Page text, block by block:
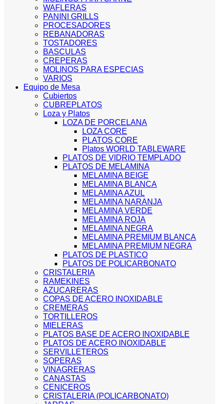
WAFLERAS
PANINI GRILLS
PROCESADORES
REBANADORAS
TOSTADORES
BASCULAS
CREPERAS
MOLINOS PARA ESPECIAS
VARIOS
Equipo de Mesa
Cubiertos
CUBREPLATOS
Loza y Platos
LOZA DE PORCELANA
LOZA CORE
PLATOS CORE
Platos WORLD TABLEWARE
PLATOS DE VIDRIO TEMPLADO
PLATOS DE MELAMINA
MELAMINA BEIGE
MELAMINA BLANCA
MELAMINA AZUL
MELAMINA NARANJA
MELAMINA VERDE
MELAMINA ROJA
MELAMINA NEGRA
MELAMINA PREMIUM BLANCA
MELAMINA PREMIUM NEGRA
PLATOS DE PLASTICO
PLATOS DE POLICARBONATO
CRISTALERIA
RAMEKINES
AZUCARERAS
COPAS DE ACERO INOXIDABLE
CREMERAS
TORTILLEROS
MIELERAS
PLATOS BASE DE ACERO INOXIDABLE
PLATOS DE ACERO INOXIDABLE
SERVILLETEROS
SOPERAS
VINAGRERAS
CANASTAS
CENICEROS
CRISTALERIA (POLICARBONATO)